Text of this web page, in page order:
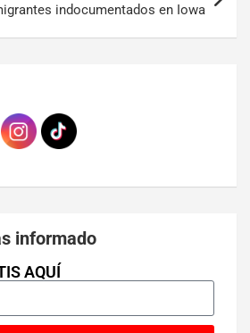
indocumentados en Iowa
informado
AQUÍ